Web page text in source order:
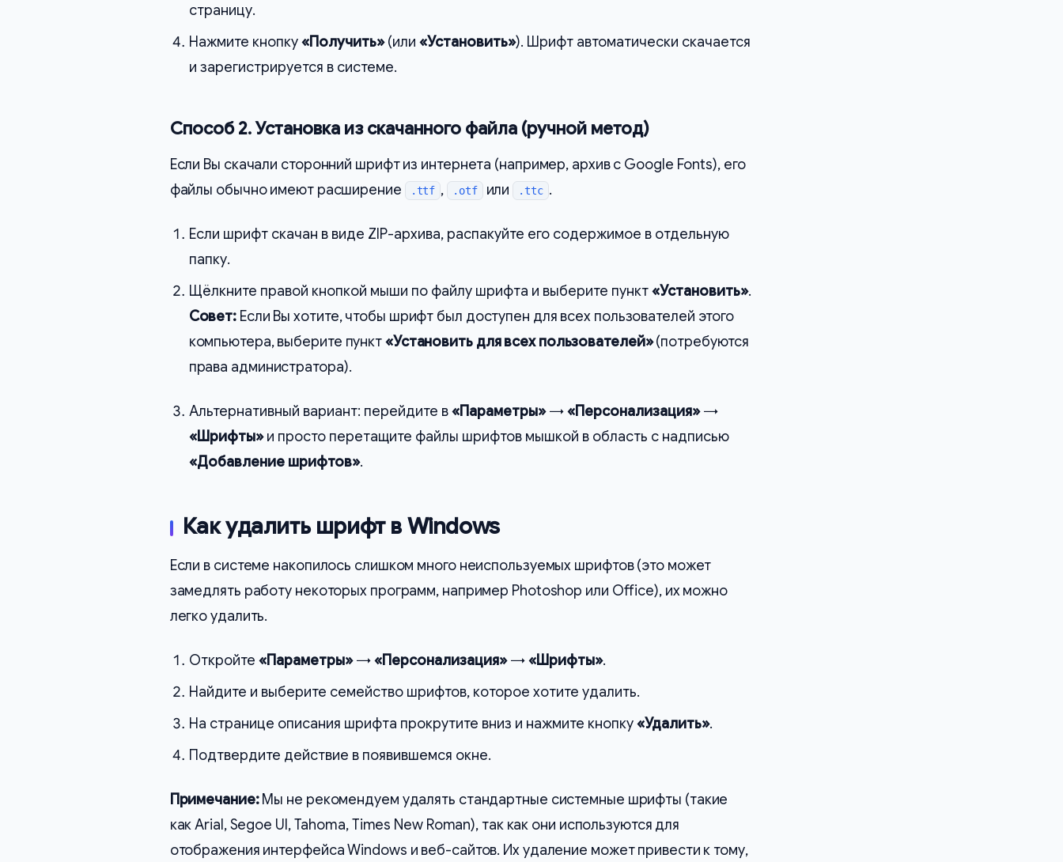
страницу.
Нажмите кнопку«Получить»(или «Установить»). Шрифт автоматически скачается
и зарегистрируется в системе.
Способ 2. Установка из скачанного файла (ручной метод)
Если Вы скачали сторонний шрифт из интернета (например, архив с Google Fonts), его
файлы обычно имеют расширение
.ttf , .otf или .ttc .
Если шрифт скачан в виде ZIP-архива, распакуйте его содержимое в отдельную
папку.
Щёлкните правой кнопкой мыши по файлу шрифта и выберите пункт«Установить».
Совет: Если Вы хотите, чтобы шрифт был доступен для всех пользователей этого
компьютера, выберите пункт«Установить для всех пользователей»(потребуются
права администратора).
Альтернативный вариант: перейдите в«Параметры»→«Персонализация»→
«Шрифты»и просто перетащите файлы шрифтов мышкой в область с надписью
«Добавление шрифтов».
Как удалить шрифт в Windows
Если в системе накопилось слишком много неиспользуемых шрифтов (это может
замедлять работу некоторых программ, например Photoshop или Office), их можно
легко удалить.
Откройте «Параметры»→«Персонализация»→«Шрифты».
Найдите и выберите семейство шрифтов, которое хотите удалить.
На странице описания шрифта прокрутите вниз и нажмите кнопку«Удалить».
Подтвердите действие в появившемся окне.
Примечание:Мы не рекомендуем удалять стандартные системные шрифты (такие
как Arial, Segoe UI, Tahoma, Times New Roman), так как они используются для
отображения интерфейса Windows и веб-сайтов. Их удаление может привести к тому,